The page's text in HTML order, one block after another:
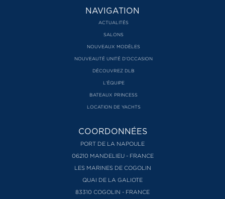
NAVIGATION
ACTUALITÉS
SALONS
NOUVEAUX MODÈLES
NOUVEAUTÉ UNITÉ D’OCCASION
DÉCOUVREZ DLB
L'ÉQUIPE
BATEAUX PRINCESS
LOCATION DE YACHTS
COORDONNÉES
PORT DE LA NAPOULE
06210 MANDELIEU - FRANCE
LES MARINES DE COGOLIN
QUAI DE LA GALIOTE
83310 COGOLIN - FRANCE